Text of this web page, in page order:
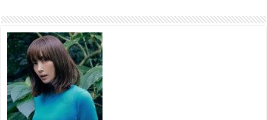
2026 оны 7 сар 21 / 16 цаг 47 минут
Тусгай замын автобус /BRT/ төслийн удирдах
хорооны ээлжит хуралдаан боллоо
2026 оны 7 сар 21 / 16 цаг 43 минут
Ерөнхий сайд Н.Учрал БНХАУ-аас Монгол Улсад
суугаа Элчин сайд Шэнь Миньжюанийг хүлээн
авч уулзав